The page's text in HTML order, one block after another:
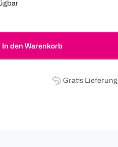
In den Warenkorb
Gratis